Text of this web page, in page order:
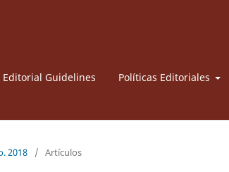
Editorial Guidelines Políticas Editoriales
2018 / Artículos